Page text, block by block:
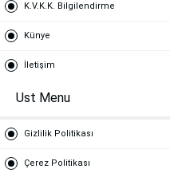
K.V.K.K. Bilgilendirme
Künye
İletişim
Ust Menu
Gizlilik Politikası
Çerez Politikası